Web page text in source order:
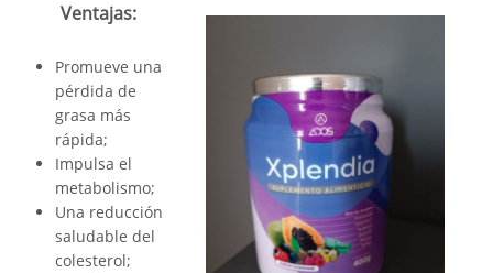
Ventajas:
Promueve una
pérdida de
grasa más
rápida;
Impulsa el
metabolismo;
Una reducción
saludable del
colesterol;